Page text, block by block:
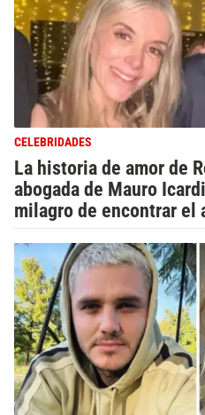
CELEBRIDADES
La historia de amor de
abogada de Mauro
milagro de encontrar el